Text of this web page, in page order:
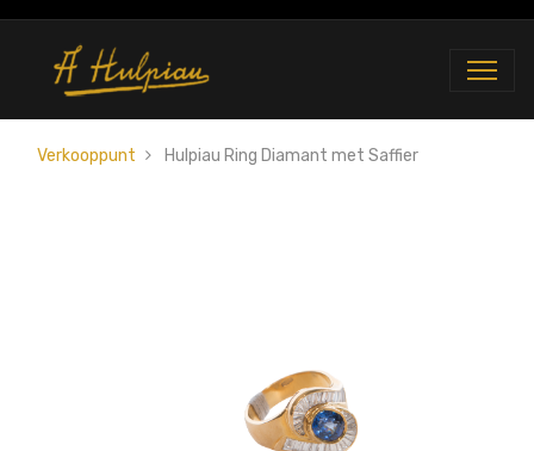
Verkooppunt Hulpiau Ring Diamant met Saffier